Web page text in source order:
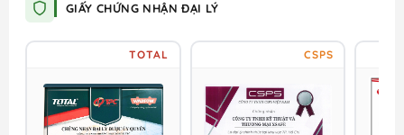
GIẤY CHỨNG NHẬN ĐẠI LÝ
TOTAL CSPS